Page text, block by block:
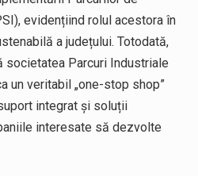
evidențiind rolul acestora în
a județului. Totodată,
societatea Parcuri Industriale
un veritabil „one-stop shop”
integrat și soluții
interesate să dezvolte